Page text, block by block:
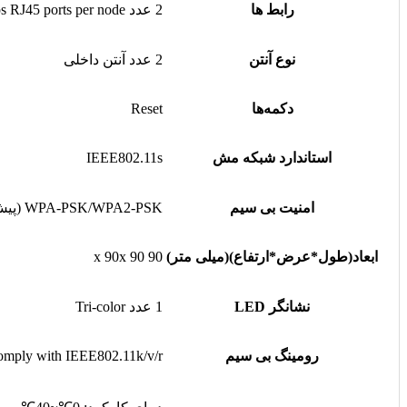
رابط ها 2 عدد 10/100Mbps RJ45 ports per node
نوع آنتن 2 عدد آنتن داخلی
دکمه‌ها Reset
استاندارد شبکه مش IEEE802.11s
امنیت بی سیم WPA-PSK/WPA2-PSK (پیش‌فرض)
ابعاد(طول*عرض*ارتفاع)(میلی متر) 90 x 90x 90
نشانگر LED 1 عدد Tri-color
رومینگ بی سیم with IEEE802.11k/v/r